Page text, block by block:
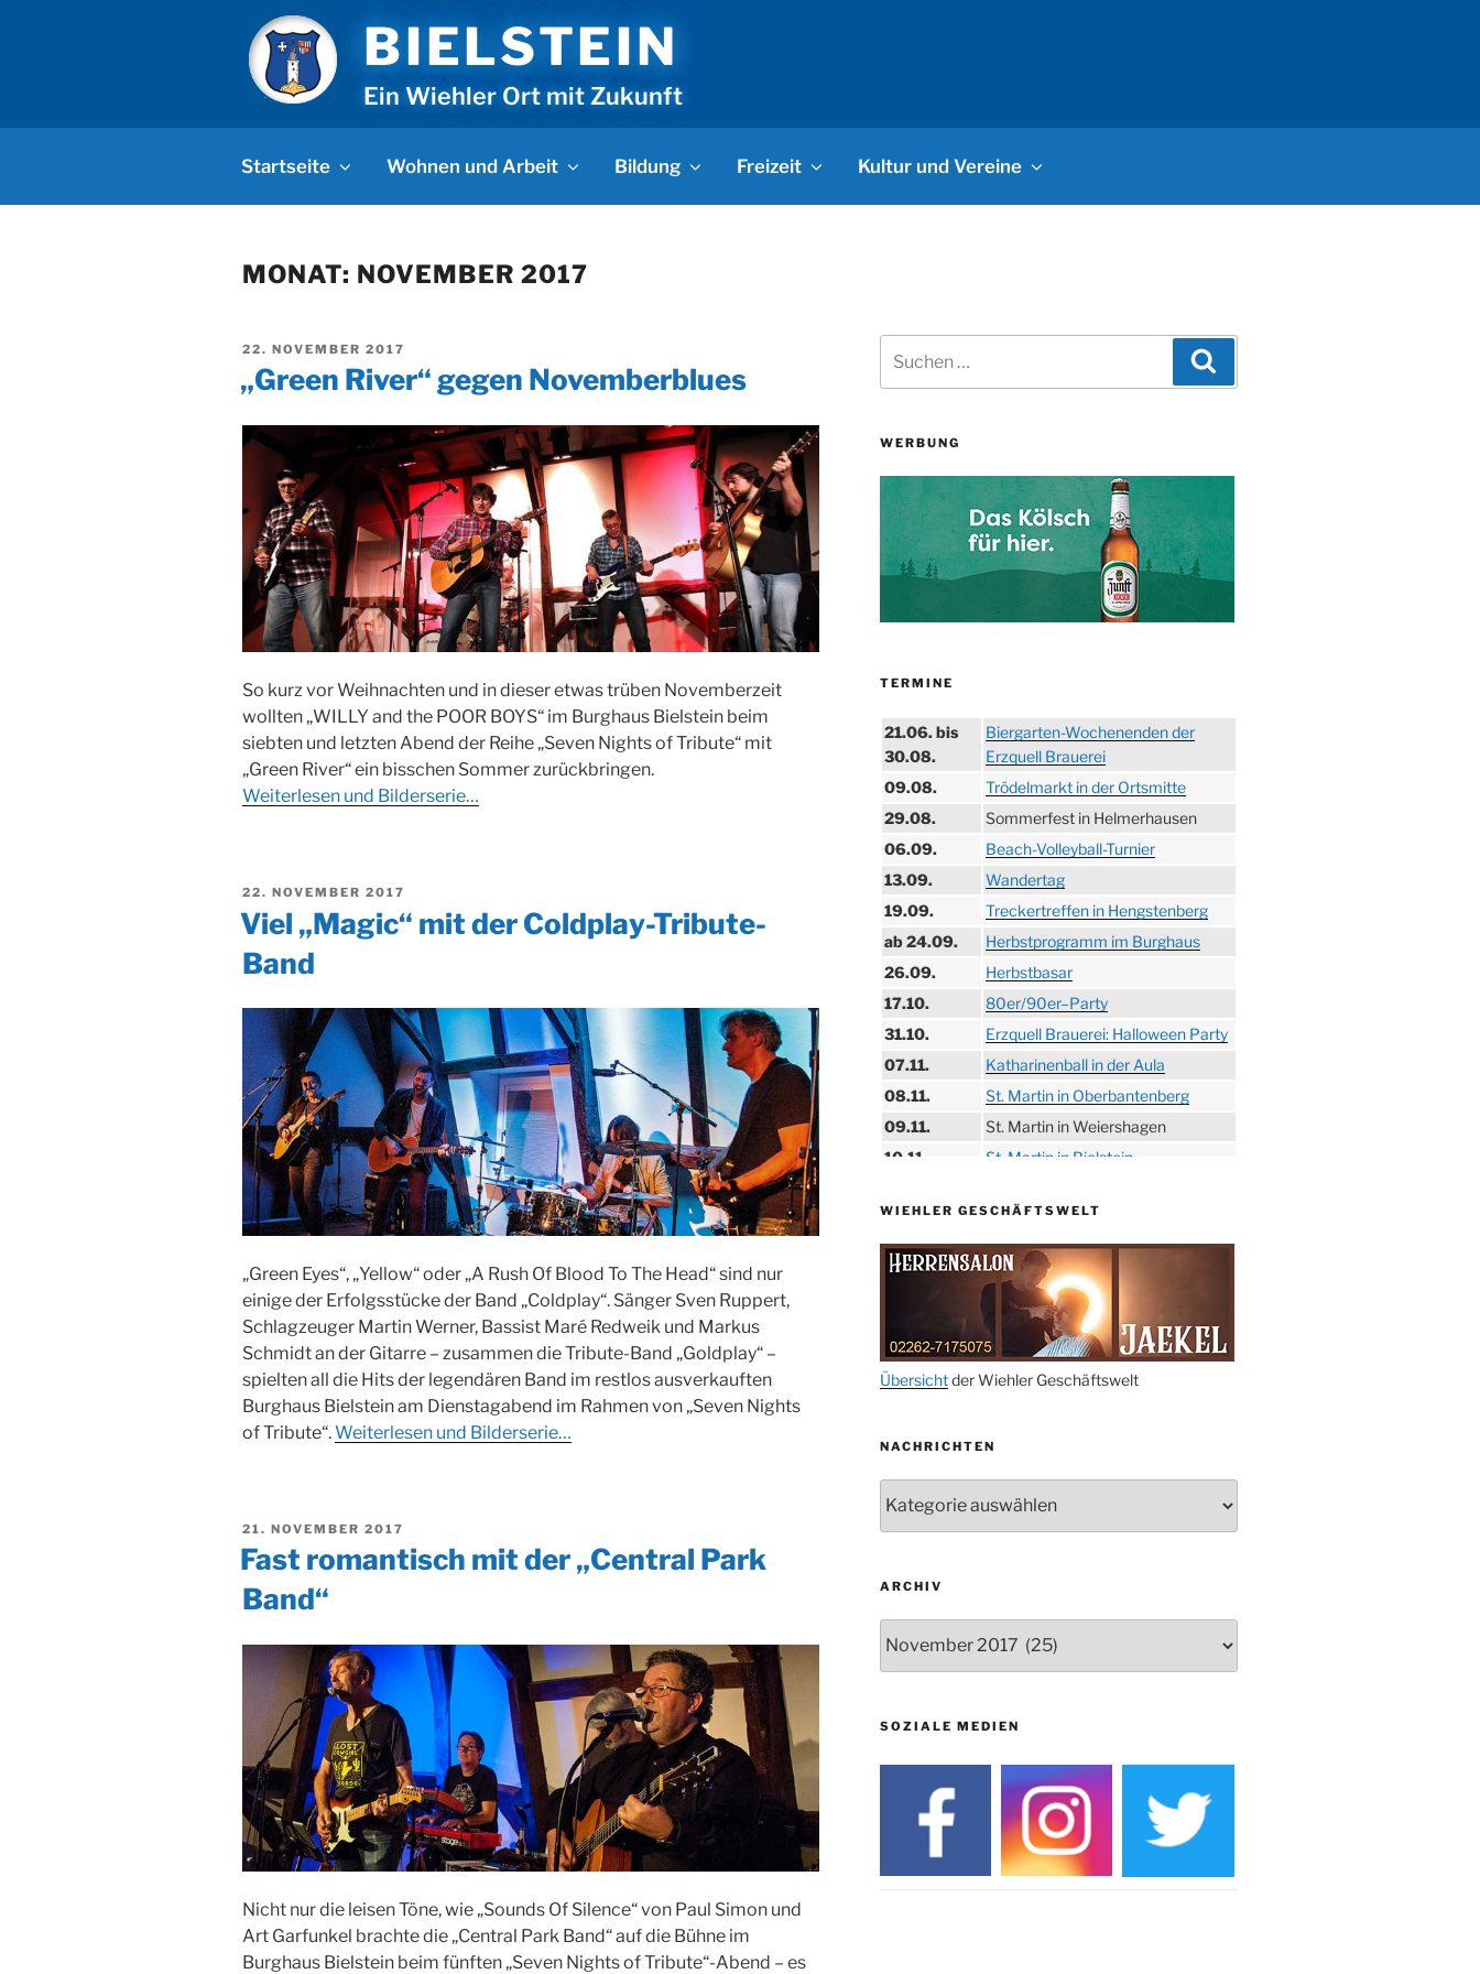
BIELSTEIN
Ein Wiehler Ort mit Zukunft
Startseite Wohnen und Arbeit Bildung Freizeit Kultur und Vereine
MONAT: NOVEMBER 2017
VERÖFFENTLICHT
AM
22. NOVEMBER 2017
„Green River“ gegen Novemberblues
So kurz vor Weihnachten und in dieser etwas trüben Novemberzeit
wollten „WILLY and the POOR BOYS“ im Burghaus Bielstein beim
siebten und letzten Abend der Reihe „Seven Nights of Tribute“ mit
„Green River“ ein bisschen Sommer zurückbringen.
Weiterlesen und Bilderserie…
VERÖFFENTLICHT
AM
22. NOVEMBER 2017
Viel „Magic“ mit der Coldplay-Tribute-
Band
„Green Eyes“, „Yellow“ oder „A Rush Of Blood To The Head“ sind nur
einige der Erfolgsstücke der Band „Coldplay“. Sänger Sven Ruppert,
Schlagzeuger Martin Werner, Bassist Maré Redweik und Markus
Schmidt an der Gitarre – zusammen die Tribute-Band „Goldplay“ –
spielten all die Hits der legendären Band im restlos ausverkauften
Burghaus Bielstein am Dienstagabend im Rahmen von „Seven Nights
of Tribute“.Weiterlesen und Bilderserie…
VERÖFFENTLICHT
AM
21. NOVEMBER 2017
Fast romantisch mit der „Central Park
Band“
Nicht nur die leisen Töne, wie „Sounds Of Silence“ von Paul Simon und
Art Garfunkel brachte die „Central Park Band“ auf die Bühne im
Burghaus Bielstein beim fünften „Seven Nights of Tribute“-Abend – es
nach:
WERBUNG
TERMINE
21.06. bis
30.08.
Biergarten-Wochenenden der
Erzquell Brauerei
09.08.
Trödelmarkt in der Ortsmitte
29.08.
Sommerfest in Helmerhausen
06.09.
Beach-Volleyball-Turnier
13.09.
Wandertag
19.09.
Treckertreffen in Hengstenberg
ab 24.09.
Herbstprogramm im Burghaus
26.09.
Herbstbasar
17.10.
80er/90er–Party
31.10.
Erzquell Brauerei: Halloween Party
07.11.
Katharinenball in der Aula
08.11.
St. Martin in Oberbantenberg
09.11.
St. Martin in Weiershagen
10.11.
St. Martin in Bielstein
14.11.
Proklamation der Tollitäten
15.11.
Konzert Bielsteiner Männerchor
Volkstrauertag am Ehrenmal
Anknipsfest an der
Oberbantenberger Kirche
29.11.
Adventskonzert Frauenchor
Oberbantenberg
06.12.
Adventsfeier im Ev. Gemeindehaus
24.09. bis
10.12.
Herbstprogramm Burghaus
Bielstein
Weihnachtsmarkt rund um die
WIEHLER GESCHÄFTSWELT
Übersichtder Wiehler Geschäftswelt
NACHRICHTEN
ARCHIV
SOZIALE MEDIEN